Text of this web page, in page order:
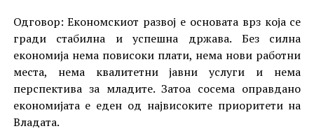
Одговор: Економскиот развој е основата врз која се
гради стабилна и успешна држава. Без силна
економија нема повисоки плати, нема нови работни
места, нема квалитетни јавни услуги и нема
перспектива за младите. Затоа сосема оправдано
економијата е еден од највисоките приоритети на
Владата.